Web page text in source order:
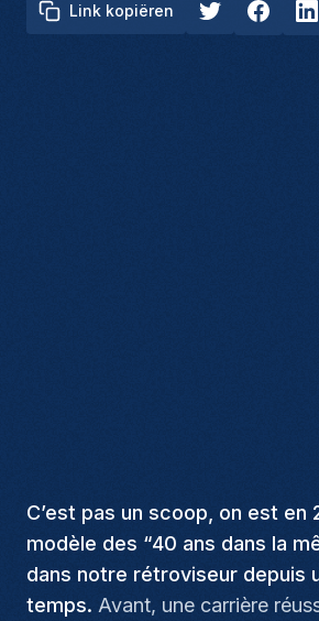
Link kopiëren
C’est pas un scoop, on est en
modèle des “40 ans dans la
dans notre rétroviseur depuis
temps. Avant, une carrière